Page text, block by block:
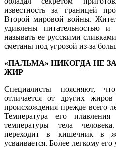
известность за границей
Второй мировой войны.
удивлены питательностью
называть ее русскими
сметаны под угрозой из-за
«ПАЛЬМА» НИКОГДА НЕ
ЖИР
Специалисты поясняют,
отличается от других
происхождения прежде всего
Температура его
температуры тела
переходит в кишечник в
усваивается. Более легкому